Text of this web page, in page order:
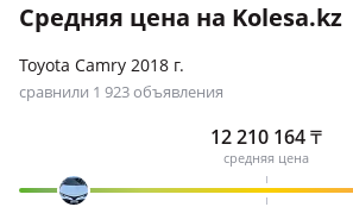
Средняя цена на Kolesa.kz
Toyota Camry 2018 г.
сравнили 1 923 объявления
12 210 164₸
средняя цена